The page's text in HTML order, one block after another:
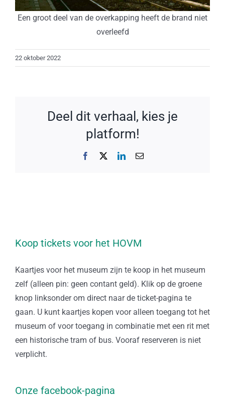
Een groot deel van de overkapping heeft de brand niet
overleefd
22 oktober 2022
Deel dit verhaal, kies je
platform!
Facebook LinkedIn
E-
Koop tickets voor het HOVM
Kaartjes voor het museum zijn te koop in het museum
zelf (alleen pin: geen contant geld). Klik op de groene
knop linksonder om direct naar de ticket-pagina te
gaan. U kunt kaartjes kopen voor alleen toegang tot het
museum of voor toegang in combinatie met een rit met
een historische tram of bus. Vooraf reserveren is niet
verplicht.
Onze facebook-pagina